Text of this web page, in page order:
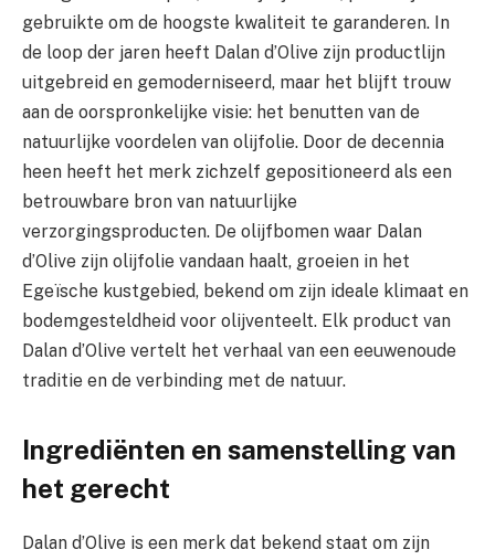
gebruikte om de hoogste kwaliteit te garanderen. In
de loop der jaren heeft Dalan d’Olive zijn productlijn
uitgebreid en gemoderniseerd, maar het blijft trouw
aan de oorspronkelijke visie: het benutten van de
natuurlijke voordelen van olijfolie. Door de decennia
heen heeft het merk zichzelf gepositioneerd als een
betrouwbare bron van natuurlijke
verzorgingsproducten. De olijfbomen waar Dalan
d’Olive zijn olijfolie vandaan haalt, groeien in het
Egeïsche kustgebied, bekend om zijn ideale klimaat en
bodemgesteldheid voor olijventeelt. Elk product van
Dalan d’Olive vertelt het verhaal van een eeuwenoude
traditie en de verbinding met de natuur.
Ingrediënten en samenstelling van
het gerecht
Dalan d’Olive is een merk dat bekend staat om zijn